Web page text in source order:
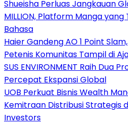
Shueisha Perluas Jangkauan
MILLION, Platform Manga
Bahasa
Haier Gandeng AO 1 Point
Petenis Komunitas Tampil di
SUS ENVIRONMENT Raih Dua
Percepat Ekspansi Global
UOB Perkuat Bisnis Wealth
Kemitraan Distribusi Strategis
Investors